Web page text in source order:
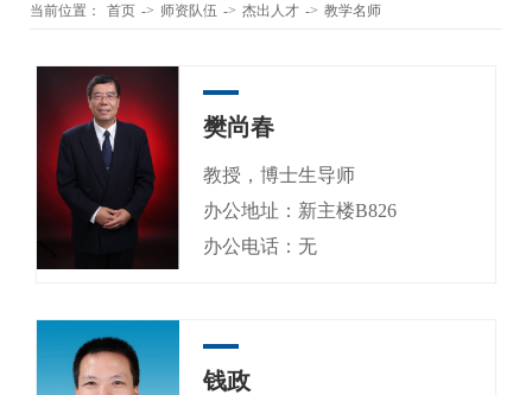
当前位置： 首页 -> 师资队伍 -> 杰出人才 -> 教学名师
樊尚春
教授，博士生导师
办公地址：新主楼B826
办公电话：无
钱政